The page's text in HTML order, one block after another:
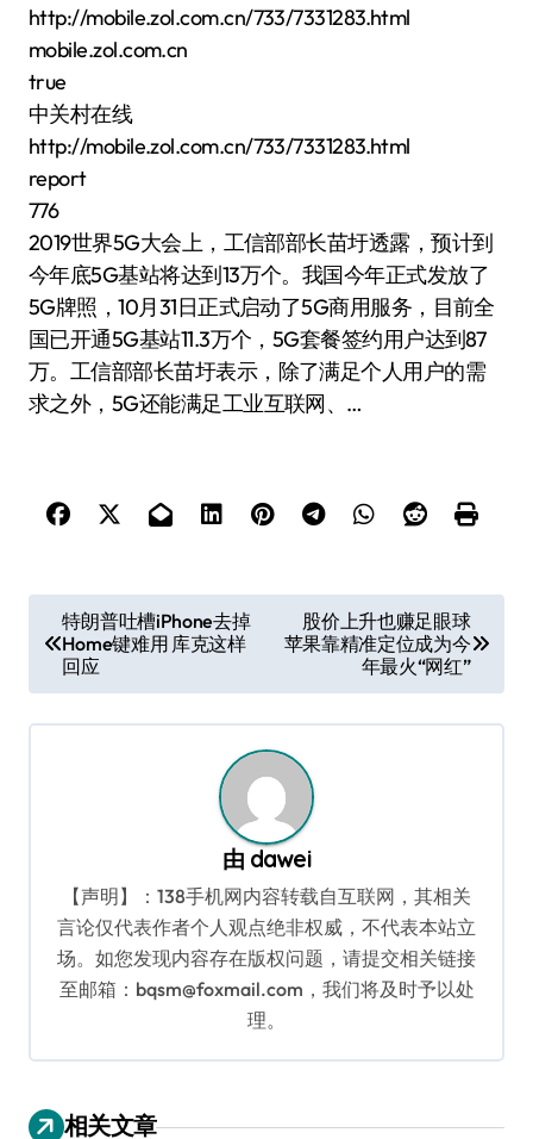
http://mobile.zol.com.cn/733/7331283.html
mobile.zol.com.cn
true
中关村在线
http://mobile.zol.com.cn/733/7331283.html
report
776
2019世界5G大会上，工信部部长苗圩透露，预计到
今年底5G基站将达到13万个。我国今年正式发放了
5G牌照，10月31日正式启动了5G商用服务，目前全
国已开通5G基站11.3万个，5G套餐签约用户达到87
万。工信部部长苗圩表示，除了满足个人用户的需
求之外，5G还能满足工业互联网、…
章
导
航
特朗普吐槽iPhone去掉
Home键难用 库克这样
回应
股价上升也赚足眼球
苹果靠精准定位成为今
年最火“网红”
由 dawei
【声明】：138手机网内容转载自互联网，其相关
言论仅代表作者个人观点绝非权威，不代表本站立
场。如您发现内容存在版权问题，请提交相关链接
至邮箱：bqsm@foxmail.com，我们将及时予以处
理。
相关文章